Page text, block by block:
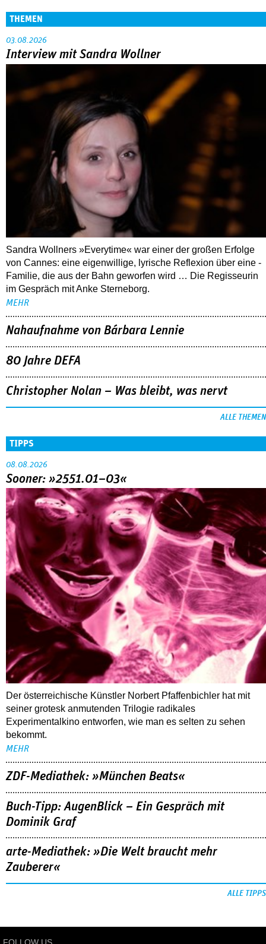
THEMEN
03.08.2026
Interview mit Sandra Wollner
Sandra Wollners »Everytime« war einer der großen Erfolge
von Cannes: eine eigenwillige, lyrische Reflexion über eine ­
Familie, die aus der Bahn geworfen wird … Die Regisseurin
im Gespräch mit Anke Sterneborg.
MEHR
Nahaufnahme von Bárbara Lennie
80 Jahre DEFA
Christopher Nolan – Was bleibt, was nervt
ALLE THEMEN
TIPPS
08.08.2026
Sooner: »2551.01–03«
Der österreichische Künstler Norbert Pfaffenbichler hat mit
seiner grotesk anmutenden Trilogie radikales
Experimentalkino entworfen, wie man es selten zu sehen
bekommt.
MEHR
ZDF-Mediathek: »München Beats«
Buch-Tipp: AugenBlick – Ein Gespräch mit
Dominik Graf
arte-Mediathek: »Die Welt braucht mehr
Zauberer«
ALLE TIPPS